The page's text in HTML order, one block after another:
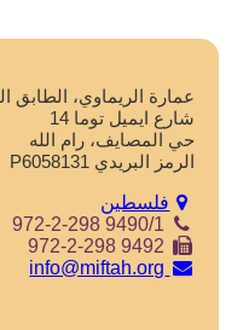
عمارة الريماوي، الطابق
شارع ايميل توما 14
حي المصايف، رام الله
الرمز البريدي P6058131
فلسطين
972-2-298 9490/1
972-2-298 9492